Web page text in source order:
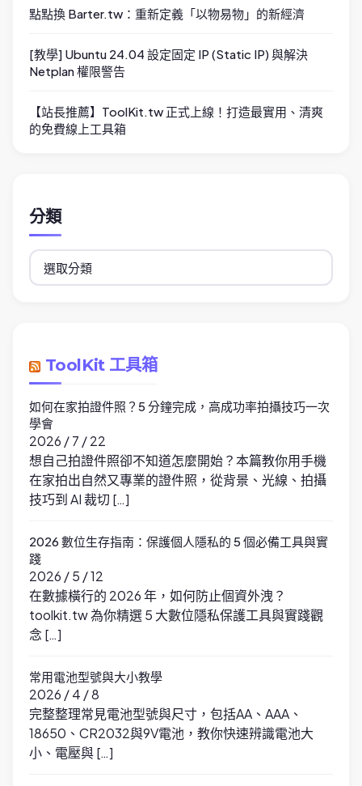
點點換 Barter.tw：重新定義「以物易物」的新經濟
[教學] Ubuntu 24.04 設定固定 IP (Static IP) 與解決
Netplan 權限警告
【站長推薦】ToolKit.tw 正式上線！打造最實用、清爽
的免費線上工具箱
分類
分
類
ToolKit 工具箱
如何在家拍證件照？5 分鐘完成，高成功率拍攝技巧一次
學會
2026 / 7 / 22
想自己拍證件照卻不知道怎麼開始？本篇教你用手機
在家拍出自然又專業的證件照，從背景、光線、拍攝
技巧到 AI 裁切 […]
2026 數位生存指南：保護個人隱私的 5 個必備工具與實
踐
2026 / 5 / 12
在數據橫行的 2026 年，如何防止個資外洩？
toolkit.tw 為你精選 5 大數位隱私保護工具與實踐觀
念 […]
常用電池型號與大小教學
2026 / 4 / 8
完整整理常見電池型號與尺寸，包括AA、AAA、
18650、CR2032與9V電池，教你快速辨識電池大
小、電壓與 […]